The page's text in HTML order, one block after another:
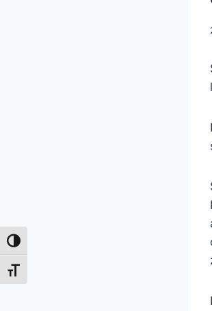
Toggle High Contrast
Toggle Font size